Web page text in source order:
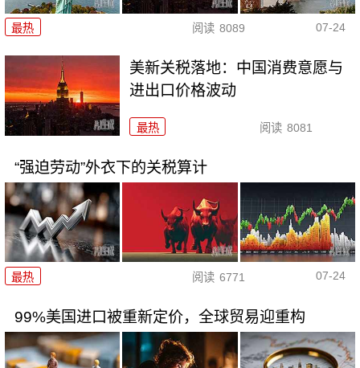
最热 阅读 8089 07-24
美新关税落地：中国消费意愿与
进出口价格波动
最热 阅读 8081
“强迫劳动”外衣下的关税算计
最热 阅读 6771 07-24
99%美国进口被重新定价，全球贸易迎重构